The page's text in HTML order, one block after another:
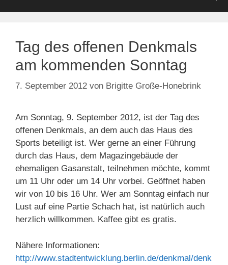
Tag des offenen Denkmals
am kommenden Sonntag
7. September 2012 von Brigitte Große-Honebrink
Am Sonntag, 9. September 2012, ist der Tag des
offenen Denkmals, an dem auch das Haus des
Sports beteiligt ist. Wer gerne an einer Führung
durch das Haus, dem Magazingebäude der
ehemaligen Gasanstalt, teilnehmen möchte, kommt
um 11 Uhr oder um 14 Uhr vorbei. Geöffnet haben
wir von 10 bis 16 Uhr. Wer am Sonntag einfach nur
Lust auf eine Partie Schach hat, ist natürlich auch
herzlich willkommen. Kaffee gibt es gratis.
Nähere Informationen:
http://www.stadtentwicklung.berlin.de/denkmal/denk